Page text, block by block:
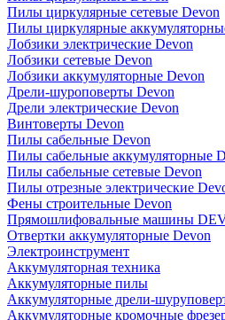
Пилы циркулярные сетевые Devon
Пилы циркулярные
Лобзики электрические Devon
Лобзики сетевые Devon
Лобзики аккумуляторные Devon
Дрели-шуроповерты Devon
Дрели электрические Devon
Винтоверты Devon
Пилы сабельные Devon
Пилы сабельные аккумуляторные
Пилы сабельные сетевые Devon
Пилы отрезные электрические
Фены строительные Devon
Прямошлифовальные машины
Отвертки аккумуляторные Devon
Электроинструмент
Аккумуляторная техника
Аккумуляторные пилы
Аккумуляторные дрели-
Аккумуляторные кромочные